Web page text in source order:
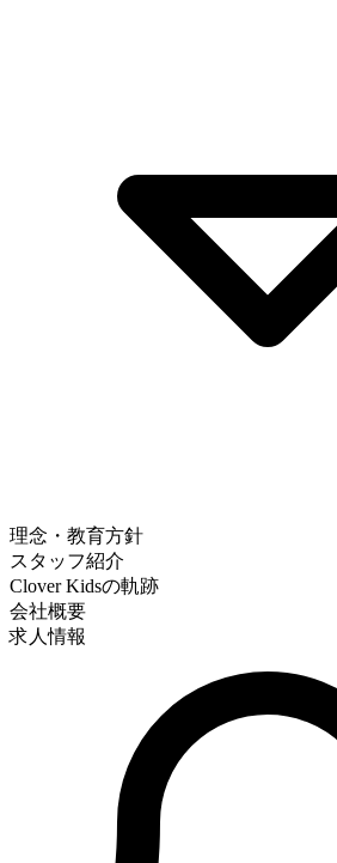
理念・教育方針
スタッフ紹介
Clover Kidsの軌跡
会社概要
求人情報